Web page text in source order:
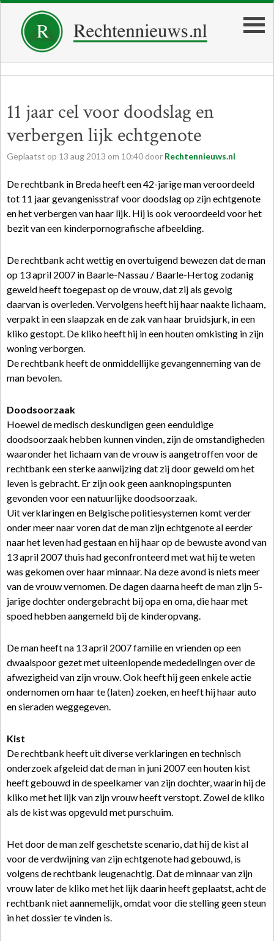
11 jaar cel voor doodslag en
verbergen lijk echtgenote
Geplaatst op 13 aug 2013 om 10:40 door Rechtennieuws.nl
De rechtbank in Breda heeft een 42-jarige man veroordeeld
tot 11 jaar gevangenisstraf voor doodslag op zijn echtgenote
en het verbergen van haar lijk. Hij is ook veroordeeld voor het
bezit van een kinderpornografische afbeelding.
De rechtbank acht wettig en overtuigend bewezen dat de man
op 13 april 2007 in Baarle-Nassau / Baarle-Hertog zodanig
geweld heeft toegepast op de vrouw, dat zij als gevolg
daarvan is overleden. Vervolgens heeft hij haar naakte lichaam,
verpakt in een slaapzak en de zak van haar bruidsjurk, in een
kliko gestopt. De kliko heeft hij in een houten omkisting in zijn
woning verborgen.
De rechtbank heeft de onmiddellijke gevangenneming van de
man bevolen.
Doodsoorzaak
Hoewel de medisch deskundigen geen eenduidige
doodsoorzaak hebben kunnen vinden, zijn de omstandigheden
waaronder het lichaam van de vrouw is aangetroffen voor de
rechtbank een sterke aanwijzing dat zij door geweld om het
leven is gebracht. Er zijn ook geen aanknopingspunten
gevonden voor een natuurlijke doodsoorzaak.
Uit verklaringen en Belgische politiesystemen komt verder
onder meer naar voren dat de man zijn echtgenote al eerder
naar het leven had gestaan en hij haar op de bewuste avond van
13 april 2007 thuis had geconfronteerd met wat hij te weten
was gekomen over haar minnaar. Na deze avond is niets meer
van de vrouw vernomen. De dagen daarna heeft de man zijn 5-
jarige dochter ondergebracht bij opa en oma, die haar met
spoed hebben aangemeld bij de kinderopvang.
De man heeft na 13 april 2007 familie en vrienden op een
dwaalspoor gezet met uiteenlopende mededelingen over de
afwezigheid van zijn vrouw. Ook heeft hij geen enkele actie
ondernomen om haar te (laten) zoeken, en heeft hij haar auto
en sieraden weggegeven.
Kist
De rechtbank heeft uit diverse verklaringen en technisch
onderzoek afgeleid dat de man in juni 2007 een houten kist
heeft gebouwd in de speelkamer van zijn dochter, waarin hij de
kliko met het lijk van zijn vrouw heeft verstopt. Zowel de kliko
als de kist was opgevuld met purschuim.
Het door de man zelf geschetste scenario, dat hij de kist al
voor de verdwijning van zijn echtgenote had gebouwd, is
volgens de rechtbank leugenachtig. Dat de minnaar van zijn
vrouw later de kliko met het lijk daarin heeft geplaatst, acht de
rechtbank niet aannemelijk, omdat voor die stelling geen steun
in het dossier te vinden is.